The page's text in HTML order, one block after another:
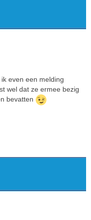
even een melding
wel dat ze ermee bezig
bevatten